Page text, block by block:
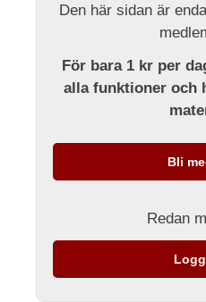
Den här sidan är
För bara 1 kr per
alla funktioner och
Bli
Redan